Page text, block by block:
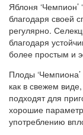
Яблоня ‘Чемпион’
благодаря своей
регулярно.
благодаря
более простым и
Плоды
как в свежем
подходят для
хорошие
употреблению